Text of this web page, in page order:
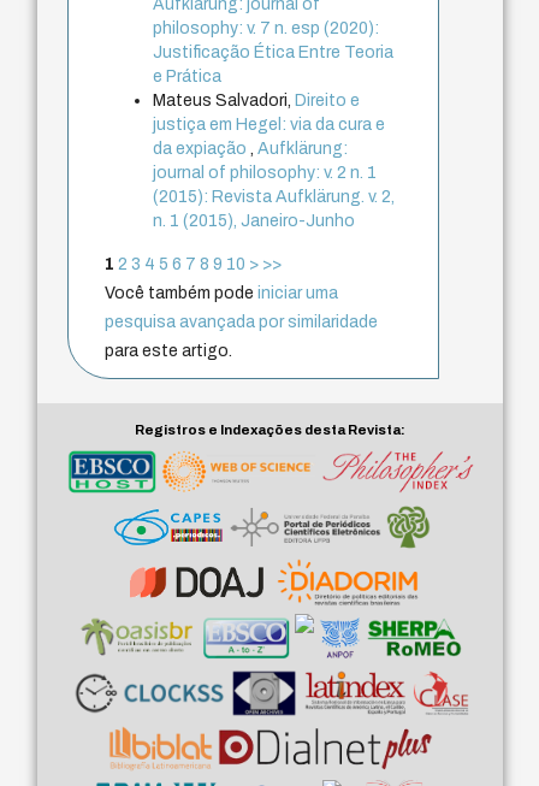
Aufklärung: journal of
philosophy: v. 7 n. esp (2020):
Justificação Ética Entre Teoria
e Prática
Mateus Salvadori,Direito e
justiça em Hegel: via da cura e
da expiação
,Aufklärung:
journal of philosophy: v. 2 n. 1
(2015): Revista Aufklärung. v. 2,
n. 1 (2015), Janeiro-Junho
1 2 3 4 5 6 7 8 9 10 > >>
Você também podeiniciar uma
pesquisa avançada por similaridade
para este artigo.
Registros e Indexações desta Revista: